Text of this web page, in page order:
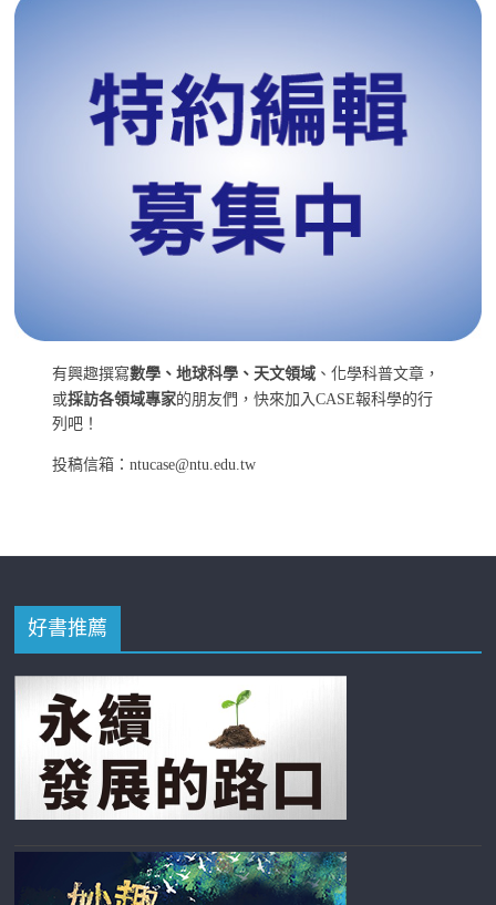
有興趣撰寫數學、地球科學、天文領域 、化學科普文章，
或採訪各領域專家的朋友們，快來加入CASE報科學的行
列吧！
投稿信箱：ntucase@ntu.edu.tw
好書推薦